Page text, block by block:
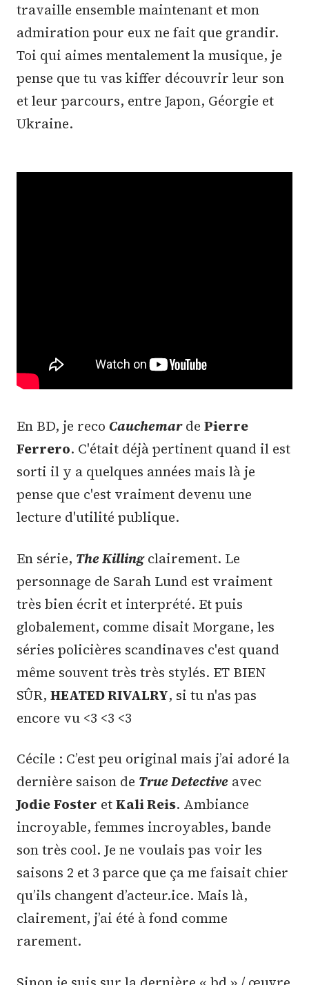
travaille ensemble maintenant et mon
admiration pour eux ne fait que grandir.
Toi qui aimes mentalement la musique, je
pense que tu vas kiffer découvrir leur son
et leur parcours, entre Japon, Géorgie et
Ukraine.
En BD, je reco Cauchemarde Pierre
Ferrero. C'était déjà pertinent quand il est
sorti il y a quelques années mais là je
pense que c'est vraiment devenu une
lecture d'utilité publique.
En série, The Killingclairement. Le
personnage de Sarah Lund est vraiment
très bien écrit et interprété. Et puis
globalement, comme disait Morgane, les
séries policières scandinaves c'est quand
même souvent très très stylés. ET BIEN
SÛR, HEATED RIVALRY, si tu n'as pas
encore vu <3 <3 <3
Cécile : C’est peu original mais j’ai adoré la
dernière saison de True Detective avec
JodieFoster etKali Reis. Ambiance
incroyable, femmes incroyables, bande
son très cool. Je ne voulais pas voir les
saisons 2 et 3 parce que ça me faisait chier
qu’ils changent d’acteur.ice. Mais là,
clairement, j’ai été à fond comme
rarement.